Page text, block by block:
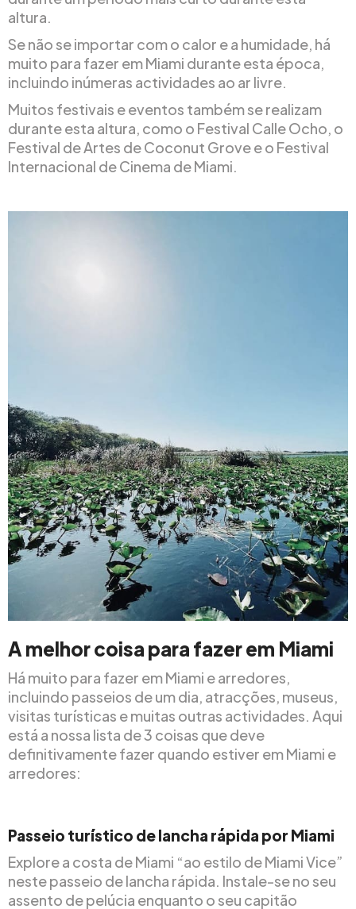
altura.
Se não se importar com o calor e a humidade, há
muito para fazer em Miami durante esta época,
incluindo inúmeras actividades ao ar livre.
Muitos festivais e eventos também se realizam
durante esta altura, como o Festival Calle Ocho, o
Festival de Artes de Coconut Grove e o Festival
Internacional de Cinema de Miami.
A melhor coisa para fazer em Miami
Há muito para fazer em Miami e arredores,
incluindo passeios de um dia, atracções, museus,
visitas turísticas e muitas outras actividades. Aqui
está a nossa lista de 3 coisas que deve
definitivamente fazer quando estiver em Miami e
arredores:
Passeio turístico de lancha rápida por Miami
Explore a costa de Miami “ao estilo de Miami Vice”
neste passeio de lancha rápida. Instale-se no seu
assento de pelúcia enquanto o seu capitão